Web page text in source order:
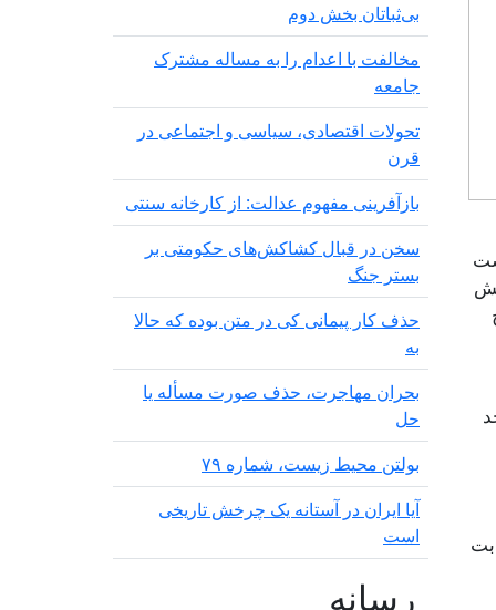
نفر واجد
بی‌ثباتان بخش دوم
مخالفت با اعدام را به مساله مشترک
جامعه
تحولات اقتصادی، سیاسی و اجتماعی در
قرن
بازآفرینی مفهوم عدالت: از کارخانه سنتی
سخن در قبال کشاکش‌های حکومتی بر
بستر جنگ
حذف کار پیمانی کی در متن بودە کە حالا
بە
بحران مهاجرت‌، حذف صورت مسأله یا
حل
بولتن محیط زیست، شماره ۷۹
آیا ایران در آستانه یک چرخش تاریخی
است
رسانه